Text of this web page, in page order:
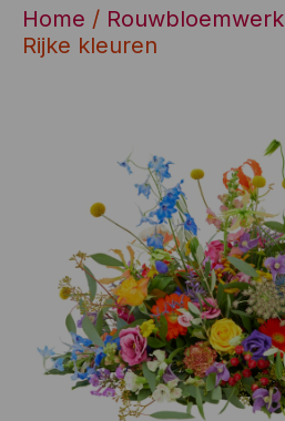
Home / Rouwbloemwerk
Rijke kleuren